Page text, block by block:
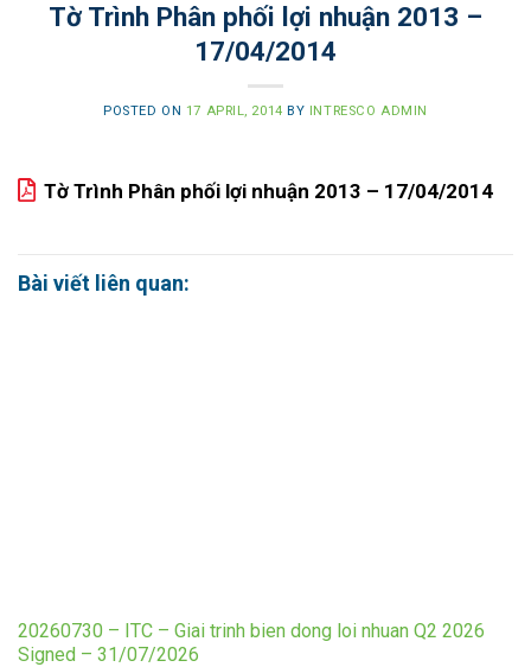
Tờ Trình Phân phối lợi nhuận 2013 –
17/04/2014
POSTED ON 17 APRIL, 2014 BY INTRESCO ADMIN
Tờ Trình Phân phối lợi nhuận 2013 – 17/04/2014
Bài viết liên quan:
20260730 – ITC – Giai trinh bien dong loi nhuan Q2 2026
Signed – 31/07/2026